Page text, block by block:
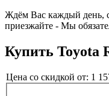
Ждём Вас каждый день,
приезжайте - Мы
Купить Toyota
Цена со скидкой от: 1